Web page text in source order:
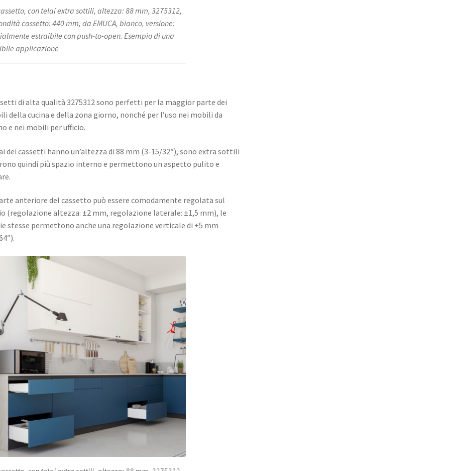
con telai extra sottili, altezza: 88 mm, 3275312,
cassetto: 440 mm, da EMUCA, bianco, versione:
estraibile con push-to-open. Esempio di una
applicazione
di alta qualità 3275312 sono perfetti per la maggior parte dei
della cucina e della zona giorno, nonché per l’uso nei mobili da
e nei mobili per ufficio.
dei cassetti hanno un’altezza di 88 mm (3-15/32″), sono extra sottili
quindi più spazio interno e permettono un aspetto pulito e
anteriore del cassetto può essere comodamente regolata sul
(regolazione altezza: ±2 mm, regolazione laterale: ±1,5 mm), le
stesse permettono anche una regolazione verticale di +5 mm